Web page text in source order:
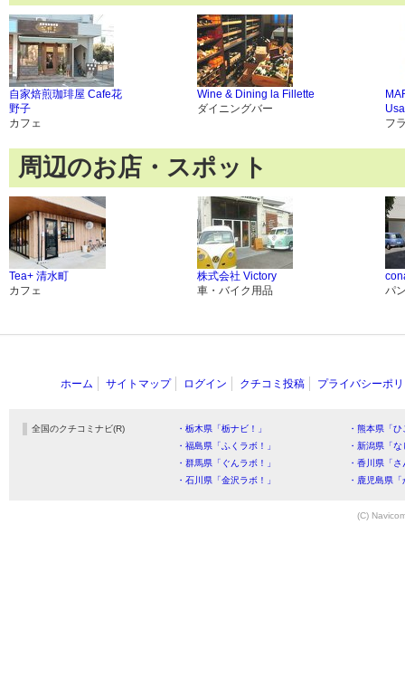
自家焙煎珈琲屋 Cafe花
野子
カフェ
Wine & Dining la Fillette
ダイニングバー
フ
周辺のお店・スポット
Tea+ 清水町
カフェ
株式会社 Victory
車・バイク用品
パ
ホーム サイトマップ ログイン クチコミ投稿 プライバシーポ
全国のクチコミナビ(R) ・栃木県「栃ナビ！」
・熊本県「
・福島県「ふくラボ！」
・新潟県「
・群馬県「ぐんラボ！」
・香川県「
・石川県「金沢ラボ！」
・鹿児島県
(C)